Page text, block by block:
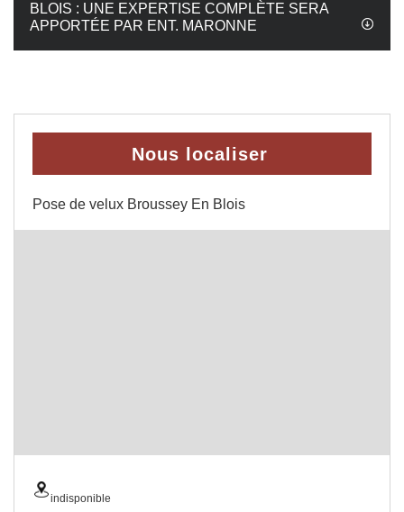
BLOIS : UNE EXPERTISE COMPLÈTE SERA
APPORTÉE PAR ENT. MARONNE
Nous localiser
Pose de velux Broussey En Blois
indisponible